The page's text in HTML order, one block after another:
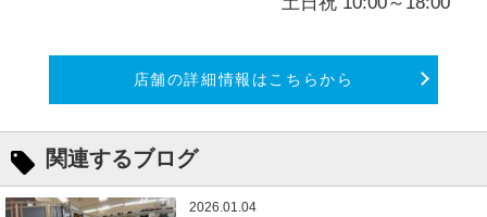
店舗の詳細情報はこちらから
関連するブログ
2026.01.04